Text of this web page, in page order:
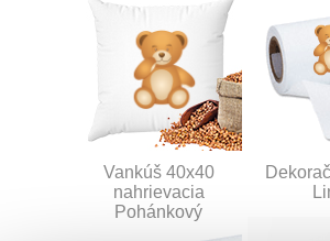
Vankúš 40x40
nahrievacia
Pohánkový